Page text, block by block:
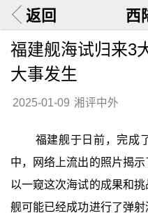
返回 西
福建舰海试归来3
大事发生
2025-01-09 湘评中外
福建舰于日前，完成
中，网络上流出的照片揭
以一窥这次海试的成果和
舰可能已经成功进行了弹